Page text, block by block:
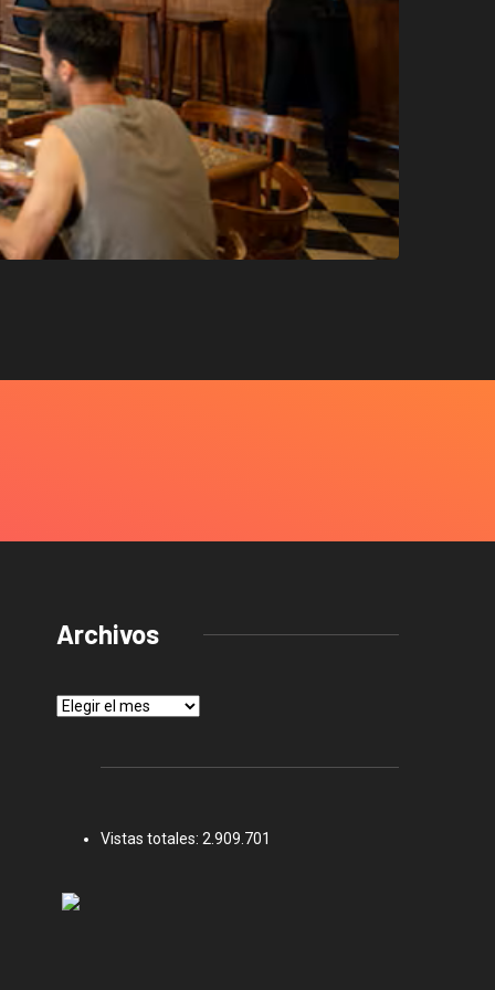
Archivos
Archivos
Vistas totales: 2.909.701